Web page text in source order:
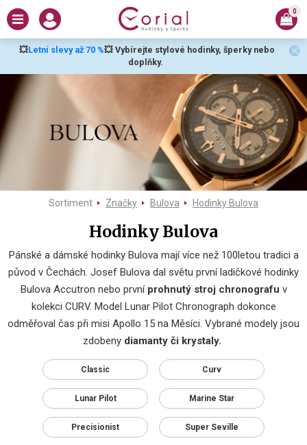
💥Letní slevy až 70 %💥 Vybírejte stylové hodinky, šperky nebo
doplňky.
0
Sortiment Značky Bulova Hodinky Bulova
Hodinky Bulova
Pánské a dámské hodinky Bulova mají více než 100letou tradici a
původ v Čechách. Josef Bulova dal světu první ladičkové hodinky
Bulova Accutron nebo první prohnutý stroj chronografu v
kolekci CURV. Model Lunar Pilot Chronograph dokonce
odměřoval čas při misi Apollo 15 na Měsíci. Vybrané modely jsou
zdobeny diamanty či krystaly.
Classic Curv
Lunar Pilot Marine Star
Precisionist Super Seville